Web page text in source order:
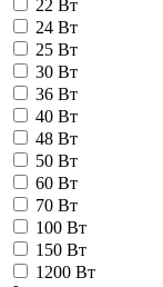
22 Вт
24 Вт
25 Вт
30 Вт
36 Вт
40 Вт
48 Вт
50 Вт
60 Вт
70 Вт
100 Вт
150 Вт
1200 Вт